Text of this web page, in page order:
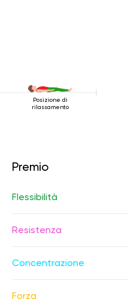
Posizione di
rilassamento
Premio
Flessibilità
Resistenza
Concentrazione
Forza